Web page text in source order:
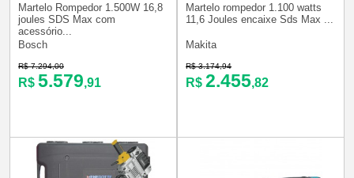
Martelo Rompedor 1.500W 16,8
joules SDS Max com
acessório...
Bosch
R$ 7.294,00
R$ 5.579,91
Martelo rompedor 1.100 watts
11,6 Joules encaixe Sds Max ...
Makita
R$ 3.174,94
R$ 2.455,82